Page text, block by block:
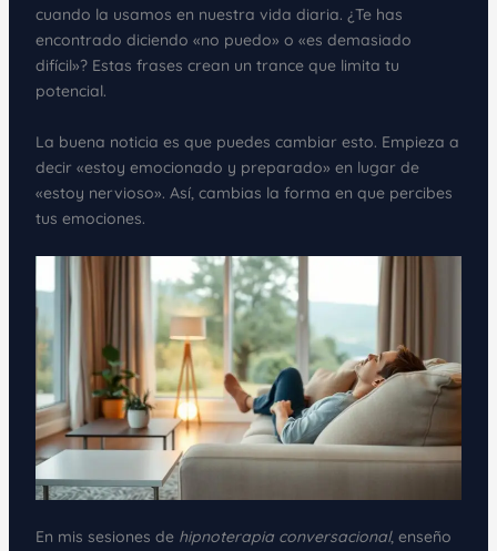
cuando la usamos en nuestra vida diaria. ¿Te has
encontrado diciendo «no puedo» o «es demasiado
difícil»? Estas frases crean un trance que limita tu
potencial.
La buena noticia es que puedes cambiar esto. Empieza a
decir «estoy emocionado y preparado» en lugar de
«estoy nervioso». Así, cambias la forma en que percibes
tus emociones.
En mis sesiones de hipnoterapia conversacional, enseño